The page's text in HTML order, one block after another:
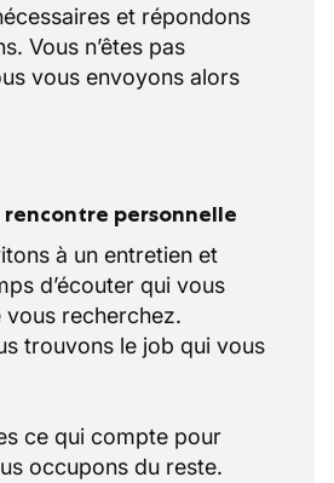
et répondons
Vous n’êtes pas
vous envoyons alors
rencontre personnelle
à un entretien et
d’écouter qui vous
vous recherchez.
trouvons le job qui vous
ce qui compte pour